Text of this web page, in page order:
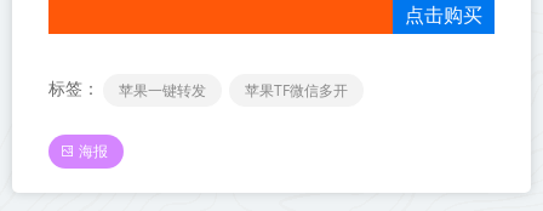
点击购买
标签： 苹果一键转发 苹果TF微信多开
海报